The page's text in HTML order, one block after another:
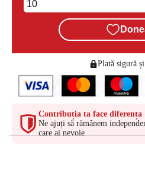
Plată sigură
Contribuția ta face diferența
Ne ajuți să rămânem
care ai nevoie